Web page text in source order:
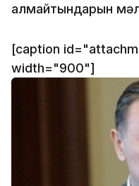
алмайтындарын
[caption
width="900"]